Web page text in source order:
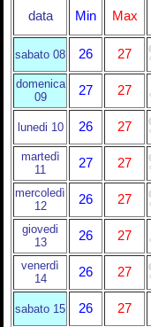
data Min Max
sabato 08 26 27
domenica
09
27 27
lunedi 10 26 27
martedì
11
27 27
mercoledì
12
26 27
giovedi
13
26 27
venerdì
14
26 27
sabato 15 26 27